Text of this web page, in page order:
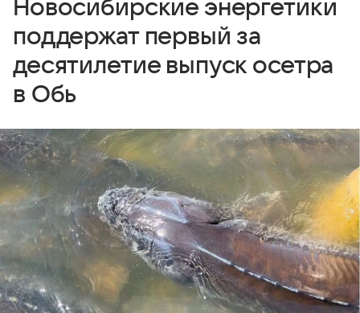
Новосибирские энергетики
поддержат первый за
десятилетие выпуск осетра
в Обь